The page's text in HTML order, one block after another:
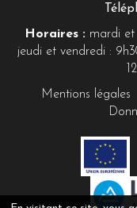
Horaires : mardi et
jeudi et vendredi :
Mentions légales